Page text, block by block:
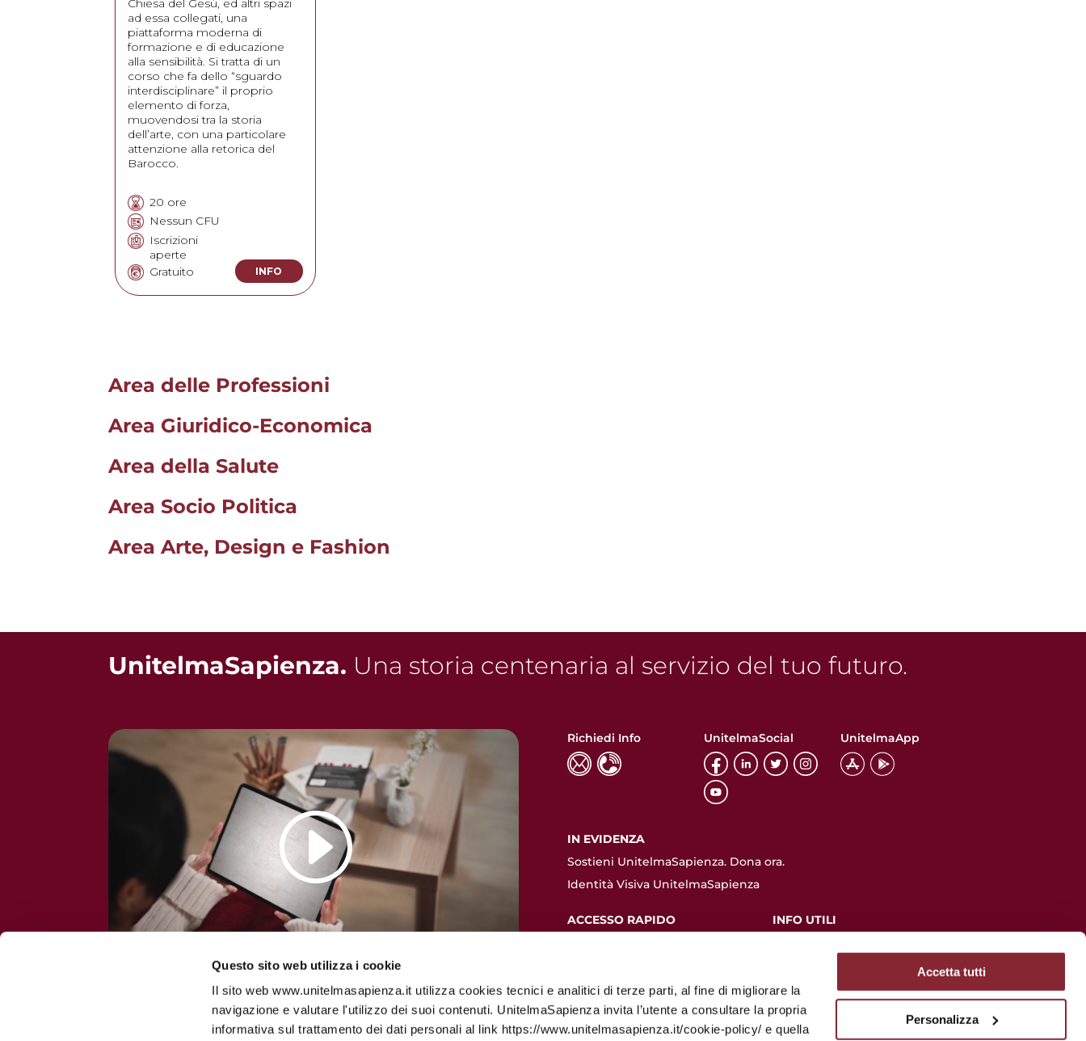
Questo sito web utilizza i cookie
Il sito web www.unitelmasapienza.it utilizza cookies tecnici e analitici di terze parti, al fine di migliorare la
navigazione e valutare l'utilizzo dei suoi contenuti. UnitelmaSapienza invita l’utente a consultare la propria
informativa sul trattamento dei dati personali al link https://www.unitelmasapienza.it/cookie-policy/ e quella
Accetta tutti
Personalizza
Area delle Professioni
Area Giuridico-Economica
Area della Salute
Area Socio Politica
Area Arte, Design e Fashion
UnitelmaSapienza. Una storia centenaria al servizio del tuo futuro.
Richiedi Info UnitelmaSocial UnitelmaApp
IN EVIDENZA
Sostieni UnitelmaSapienza. Dona ora.
Identità Visiva UnitelmaSapienza
ACCESSO RAPIDO
Valutazione pre-immatricolazione
Come immatricolarsi
Quote d'iscrizione
INFO UTILI
Utilizzo dei cookie
Albo online
FAQ